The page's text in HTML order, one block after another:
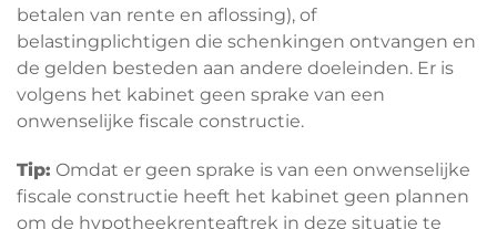
betalen van rente en aflossing), of
belastingplichtigen die schenkingen ontvangen en
de gelden besteden aan andere doeleinden. Er is
volgens het kabinet geen sprake van een
onwenselijke fiscale constructie.
Tip: Omdat er geen sprake is van een onwenselijke
fiscale constructie heeft het kabinet geen plannen
om de hypotheekrenteaftrek in deze situatie te